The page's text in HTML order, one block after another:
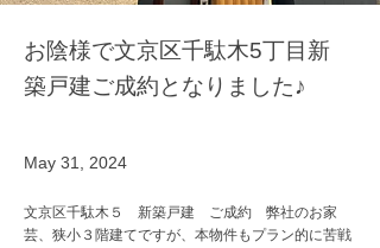
お陰様で文京区千駄木5丁目新
築戸建ご成約となりました♪
May 31, 2024
文京区千駄木５ 新築戸建 ご成約 弊社のお家
芸、狭小３階建てですが、本物件もプラン的に苦戦